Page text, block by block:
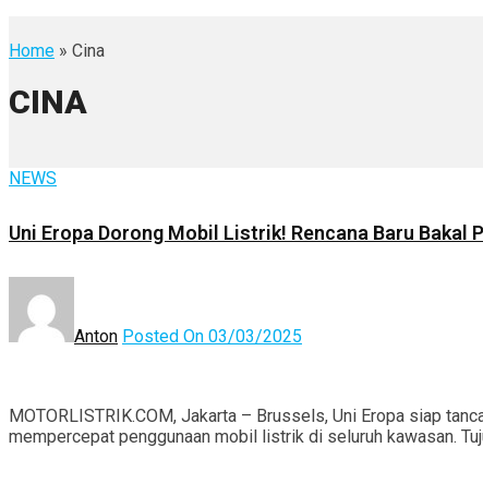
Home » Cina
CINA
NEWS
Uni Eropa Dorong Mobil Listrik! Rencana Baru Bakal
Anton Posted On 03/03/2025
MOTORLISTRIK.COM, Jakarta – Brussels, Uni Eropa siap
mempercepat penggunaan mobil listrik di seluruh kawasan.